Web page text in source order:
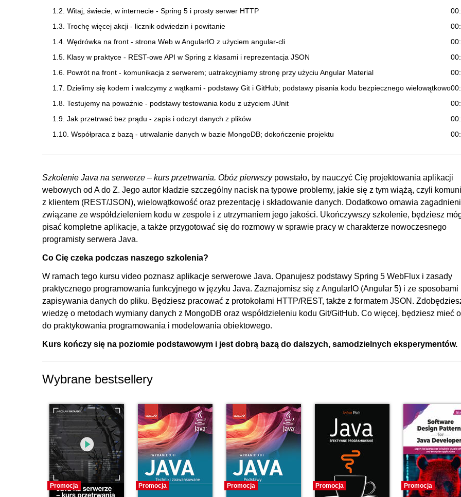
1.2. Witaj, świecie, w internecie - Spring 5 i prosty serwer HTTP
1.3. Trochę więcej akcji - licznik odwiedzin i powitanie
1.4. Wędrówka na front - strona Web w AngularIO z użyciem angular-cli
1.5. Klasy w praktyce - REST-owe API w Spring z klasami i reprezentacja JSON
1.6. Powrót na front - komunikacja z serwerem; uatrakcyjniamy stronę przy użyciu Angular Material
1.7. Dzielimy się kodem i walczymy z wątkami - podstawy Git i GitHub; podstawy pisania kodu bezpiecznego wielowątkowo
1.8. Testujemy na poważnie - podstawy testowania kodu z użyciem JUnit
1.9. Jak przetrwać bez prądu - zapis i odczyt danych z plików
1.10. Współpraca z bazą - utrwalanie danych w bazie MongoDB; dokończenie projektu
Szkolenie Java na serwerze – kurs przetrwania. Obóz pierwszy powstało, by nauczyć Cię projektowania aplikacji
webowych od A do Z. Jego autor kładzie szczególny nacisk na typowe problemy, jakie się z tym wiążą, czyli
z klientem (REST/JSON), wielowątkowość oraz prezentację i składowanie danych. Dodatkowo omawia
związane ze współdzieleniem kodu w zespole i z utrzymaniem jego jakości. Ukończywszy szkolenie, będziesz
pisać kompletne aplikacje, a także przygotować się do rozmowy w sprawie pracy w charakterze nowoczesnego
programisty serwera Java.
Co Cię czeka podczas naszego szkolenia?
W ramach tego kursu video poznasz aplikacje serwerowe Java. Opanujesz podstawy Spring 5 WebFlux i zasady
praktycznego programowania funkcyjnego w języku Java. Zaznajomisz się z AngularIO (Angular 5) i ze sposobami
zapisywania danych do pliku. Będziesz pracować z protokołami HTTP/REST, także z formatem JSON.
wiedzę o metodach wymiany danych z MongoDB oraz współdzieleniu kodu Git/GitHub. Co więcej, będziesz mieć
do praktykowania programowania i modelowania obiektowego.
Kurs kończy się na poziomie podstawowym i jest dobrą bazą do dalszych, samodzielnych eksperymentów.
Wybrane bestsellery
Promocja Promocja Promocja Promocja Promocja